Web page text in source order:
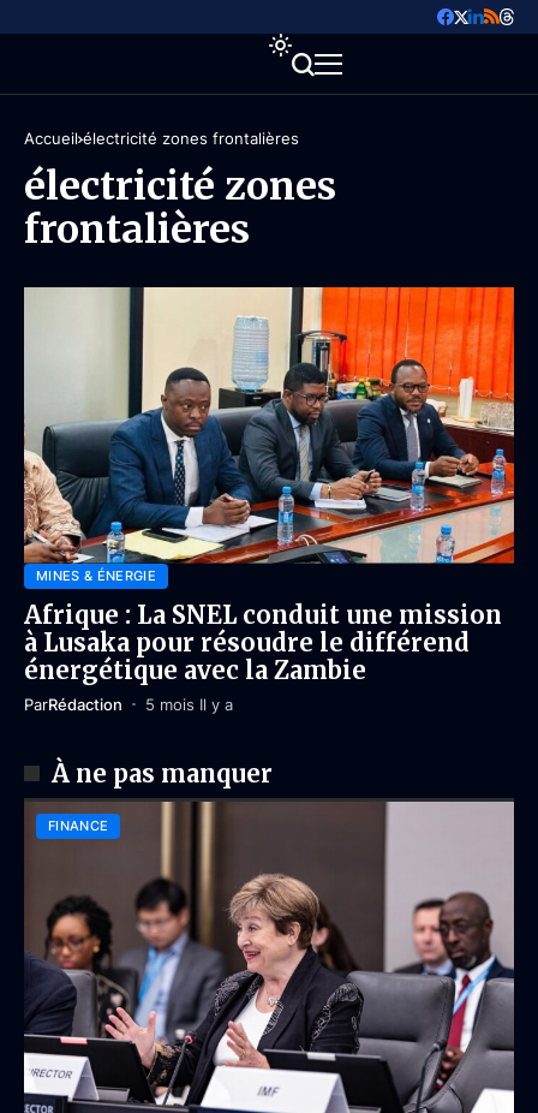
Accueil électricité zones frontalières
électricité zones
frontalières
MINES & ÉNERGIE
Afrique : La SNEL conduit une mission
à Lusaka pour résoudre le différend
énergétique avec la Zambie
ParRédaction 5 mois Il y a
À ne pas manquer
FINANCE